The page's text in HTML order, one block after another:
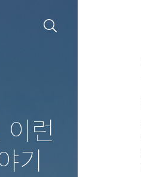
이런
기